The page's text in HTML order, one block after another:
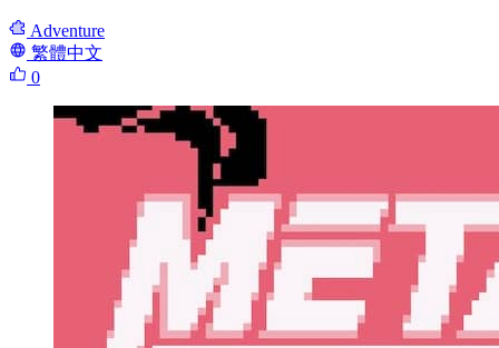
Adventure
繁體中文
0